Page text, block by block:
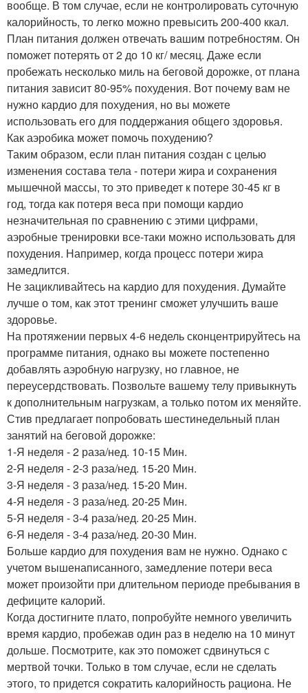
вообще. В том случае, если не контролировать суточную
калорийность, то легко можно превысить 200-400 ккал.
План питания должен отвечать вашим потребностям. Он
поможет потерять от 2 до 10 кг/ месяц. Даже если
пробежать несколько миль на беговой дорожке, от плана
питания зависит 80-95% похудения. Вот почему вам не
нужно кардио для похудения, но вы можете
использовать его для поддержания общего здоровья.
Как аэробика может помочь похудению?
Таким образом, если план питания создан с целью
изменения состава тела - потери жира и сохранения
мышечной массы, то это приведет к потере 30-45 кг в
год, тогда как потеря веса при помощи кардио
незначительная по сравнению с этими цифрами,
аэробные тренировки все-таки можно использовать для
похудения. Например, когда процесс потери жира
замедлится.
Не зацикливайтесь на кардио для похудения. Думайте
лучше о том, как этот тренинг сможет улучшить ваше
здоровье.
На протяжении первых 4-6 недель сконцентрируйтесь на
программе питания, однако вы можете постепенно
добавлять аэробную нагрузку, но главное, не
переусердствовать. Позвольте вашему телу привыкнуть
к дополнительным нагрузкам, а только потом их меняйте.
Стив предлагает попробовать шестинедельный план
занятий на беговой дорожке:
1-Я неделя - 2 раза/нед. 10-15 Мин.
2-Я неделя - 2-3 раза/нед. 15-20 Мин.
3-Я неделя - 3 раза/нед. 15-20 Мин.
4-Я неделя - 3 раза/нед. 20-25 Мин.
5-Я неделя - 3-4 раза/нед. 20-25 Мин.
6-Я неделя - 3-4 раза/нед. 20-30 Мин.
Больше кардио для похудения вам не нужно. Однако с
учетом вышенаписанного, замедление потери веса
может произойти при длительном периоде пребывания в
дефиците калорий.
Когда достигните плато, попробуйте немного увеличить
время кардио, пробежав один раз в неделю на 10 минут
дольше. Посмотрите, как это поможет сдвинуться с
мертвой точки. Только в том случае, если не сделать
этого, то придется сократить калорийность рациона. Не